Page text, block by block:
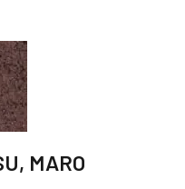
MARO